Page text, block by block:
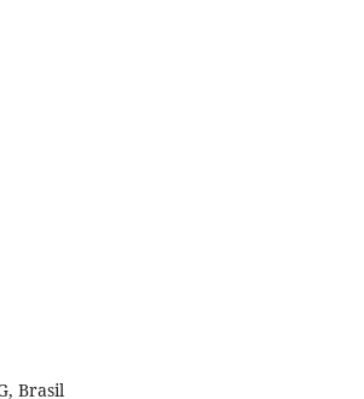
Brasil